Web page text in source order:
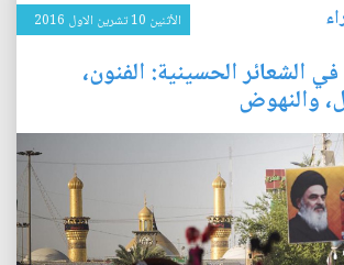
الأثنين 10 تشرين الاول 2016
الشعائر الحسينية: الفنون،
والنهوض